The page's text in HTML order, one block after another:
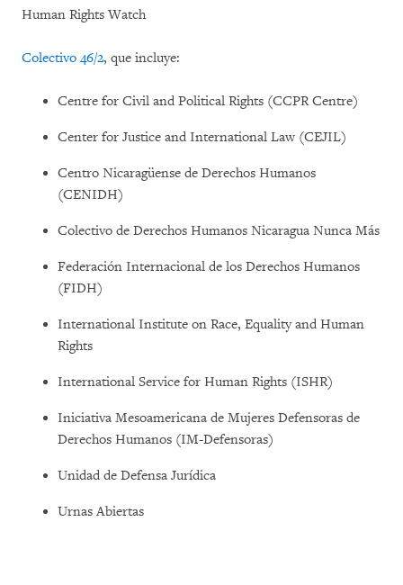
Human Rights Watch
Colectivo 46/2, que incluye:
Centre for Civil and Political Rights (CCPR Centre)
Center for Justice and International Law (CEJIL)
Centro Nicaragüense de Derechos Humanos
(CENIDH)
Colectivo de Derechos Humanos Nicaragua Nunca Más
Federación Internacional de los Derechos Humanos
(FIDH)
International Institute on Race, Equality and Human
Rights
International Service for Human Rights (ISHR)
Iniciativa Mesoamericana de Mujeres Defensoras de
Derechos Humanos (IM-Defensoras)
Unidad de Defensa Jurídica
Urnas Abiertas